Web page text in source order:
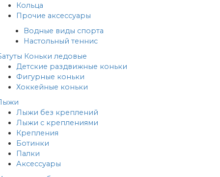
Кольца
Прочие аксессуары
Водные виды спорта
Настольный теннис
Коньки ледовые
Детские раздвижные коньки
Фигурные коньки
Хоккейные коньки
Лыжи без креплений
Лыжи с креплениями
Крепления
Ботинки
Палки
Аксессуары